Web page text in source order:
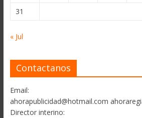
31
« Jul
Contactanos
Email:
ahorapublicidad@hotmail.com
Director interino: